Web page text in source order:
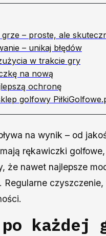
– proste, ale
– unikaj błędów
w trakcie gry
na nową
ochronę
golfowy
na wynik – od
rękawiczki
że nawet najlepsze
po